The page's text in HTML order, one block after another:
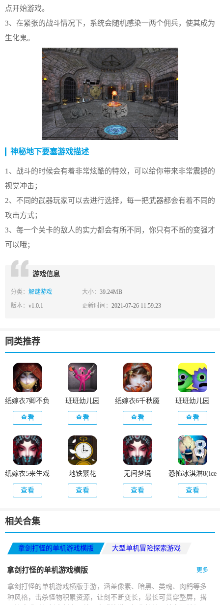
点开始游戏。
3、在紧张的战斗情况下，系统会随机感染一两个佣兵，使其成为
生化鬼。
神秘地下要塞游戏描述
1、战斗的时候会有着非常炫酷的特效，可以给你带来非常震撼的
视觉冲击；
2、不同的武器玩家可以去进行选择，每一把武器都会有着不同的
攻击方式；
3、每一个关卡的敌人的实力都会有所不同，你只有不断的变强才
可以哦；
游戏信息
分类： 解谜游戏 大小：39.24MB
版本： v1.0.1 更新时间：2021-07-26 11:59:23
同类推荐
纸嫁衣7卿不负
查看
班班幼儿园
7(Pink Monster
Life Challenge 7)
Banban)
查看
纸嫁衣6千秋魇
查看
班班幼儿园
6(Garten of
Banban 6)
查看
纸嫁衣5来生戏
查看
地铁繁花
(Underground
Blossom)
查看
无间梦境
查看
恐怖冰淇淋8(ice
scream 8)
查看
相关合集
拿剑打怪的单机游戏横版
大型单机冒险探索游戏
拿剑打怪的单机游戏横版 更多
拿剑打怪的单机游戏横版手游，涵盖像素、暗黑、类魂、肉鸽等多
种风格，击杀怪物积累资源，让剑不断变长，最长可贯穿整屏，搭